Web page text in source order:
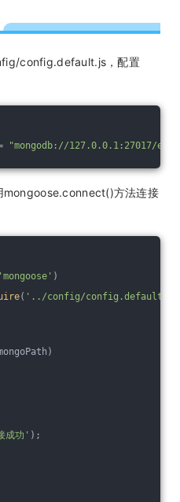
config.default.js，配置
"mongodb://127.0.0.1:27017/
方法连接
'mongoose' )
( '../config/config.default'
成功' );